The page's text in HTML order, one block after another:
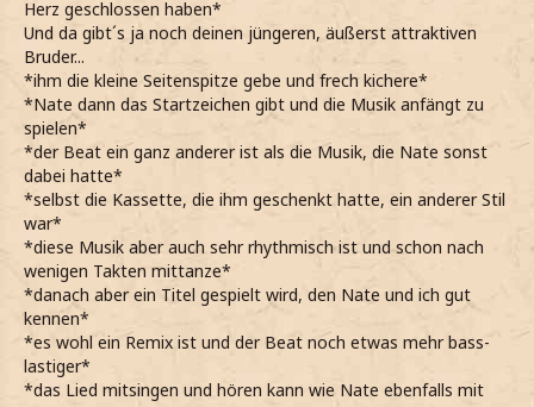
Herz geschlossen haben*
Und da gibt´s ja noch deinen jüngeren, äußerst attraktiven
Bruder...
*ihm die kleine Seitenspitze gebe und frech kichere*
*Nate dann das Startzeichen gibt und die Musik anfängt zu
spielen*
*der Beat ein ganz anderer ist als die Musik, die Nate sonst
dabei hatte*
*selbst die Kassette, die ihm geschenkt hatte, ein anderer Stil
war*
*diese Musik aber auch sehr rhythmisch ist und schon nach
wenigen Takten mittanze*
*danach aber ein Titel gespielt wird, den Nate und ich gut
kennen*
*es wohl ein Remix ist und der Beat noch etwas mehr bass-
lastiger*
*das Lied mitsingen und hören kann wie Nate ebenfalls mit